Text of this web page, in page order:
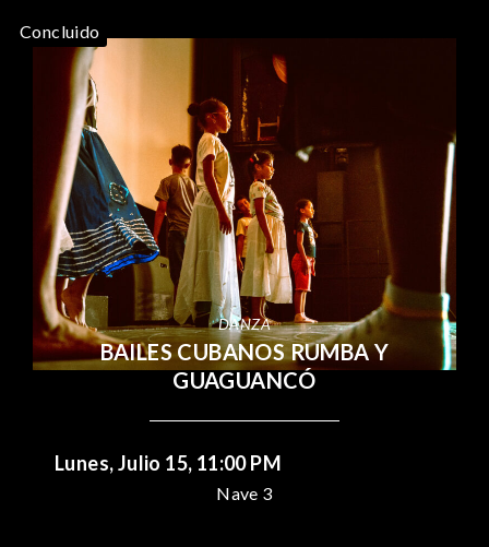
Concluido
DANZA
BAILES CUBANOS RUMBA Y
GUAGUANCÓ
Lunes, Julio 15, 11:00 PM
Nave 3